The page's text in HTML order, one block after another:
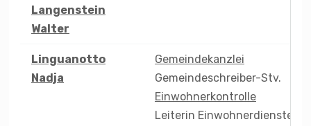
Langenstein
Walter
Linguanotto
Nadja
Gemeindekanzlei
Gemeindeschreiber-Stv.
Einwohnerkontrolle
Leiterin Einwohnerdienste